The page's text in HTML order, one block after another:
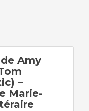
Amy
–
Marie-